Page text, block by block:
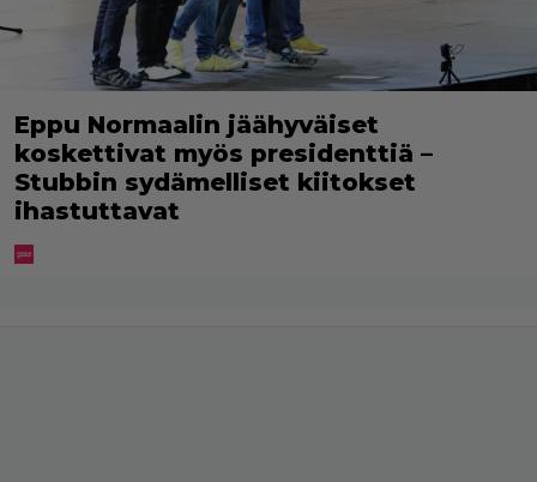
Eppu Normaalin jäähyväiset
koskettivat myös presidenttiä –
Stubbin sydämelliset kiitokset
ihastuttavat